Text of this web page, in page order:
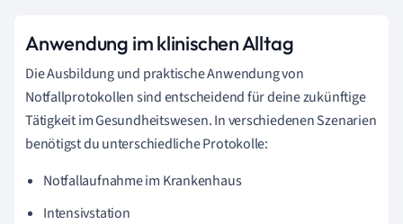
Anwendung im klinischen Alltag
Die Ausbildung und praktische Anwendung von
Notfallprotokollen sind entscheidend für deine zukünftige
Tätigkeit im Gesundheitswesen. In verschiedenen Szenarien
benötigst du unterschiedliche Protokolle:
Notfallaufnahme im Krankenhaus
Intensivstation